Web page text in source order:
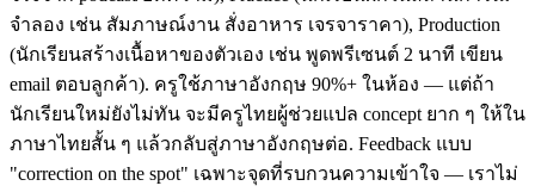
จำลอง เช่น สัมภาษณ์งาน สั่งอาหาร เจรจาราคา), Production
(นักเรียนสร้างเนื้อหาของตัวเอง เช่น พูดพรีเซนต์ 2 นาที เขียน
email ตอบลูกค้า). ครูใช้ภาษาอังกฤษ 90%+ ในห้อง — แต่ถ้า
นักเรียนใหม่ยังไม่ทัน จะมีครูไทยผู้ช่วยแปล concept ยาก ๆ ให้ใน
ภาษาไทยสั้น ๆ แล้วกลับสู่ภาษาอังกฤษต่อ. Feedback แบบ
"correction on the spot" เฉพาะจุดที่รบกวนความเข้าใจ — เราไม่